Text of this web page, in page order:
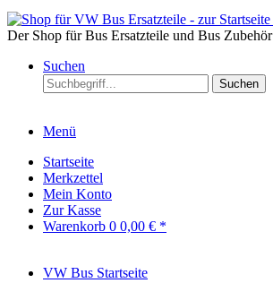
Der Shop für Bus Ersatzteile und Bus Zubehör
Suchen
Suchen
Menü
Startseite
Merkzettel
Mein Konto
Zur Kasse
Warenkorb 0 0,00 € *
VW Bus Startseite